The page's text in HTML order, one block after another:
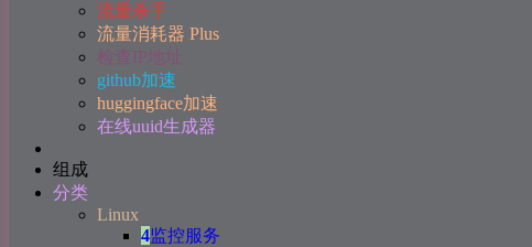
流量杀手
流量消耗器 Plus
检查IP地址
github加速
huggingface加速
在线uuid生成器
组成
分类
Linux
4监控服务